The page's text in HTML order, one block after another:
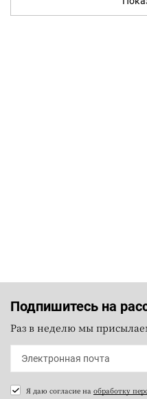
Подпишитесь на
Раз в неделю мы
Я даю согласие на обработку